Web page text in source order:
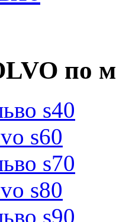
по
s40
s60
s70
s80
s90